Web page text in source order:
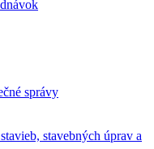
správy
stavebných úprav a